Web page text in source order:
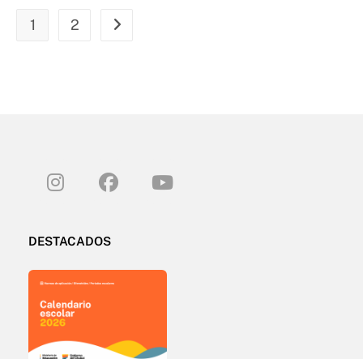
1 2
DESTACADOS